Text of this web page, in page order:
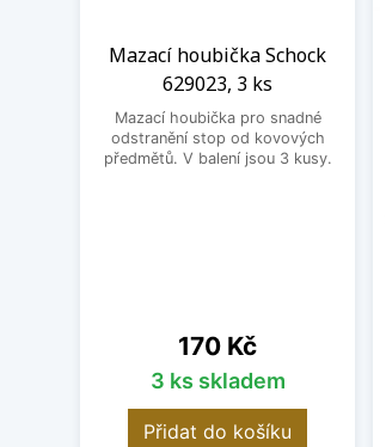
Mazací houbička Schock
629023, 3 ks
Mazací houbička pro snadné
odstranění stop od kovových
předmětů. V balení jsou 3 kusy.
Cena
170 Kč
3 ks skladem
Přidat do košíku